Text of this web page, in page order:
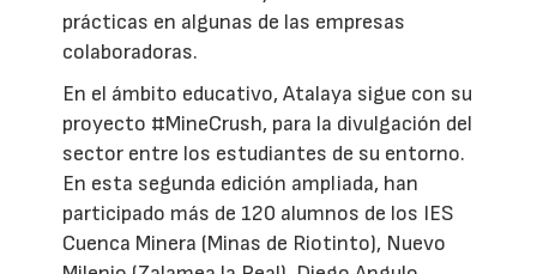
prácticas en algunas de las empresas
colaboradoras.
En el ámbito educativo, Atalaya sigue con su
proyecto #MineCrush, para la divulgación del
sector entre los estudiantes de su entorno.
En esta segunda edición ampliada, han
participado más de 120 alumnos de los IES
Cuenca Minera (Minas de Riotinto), Nuevo